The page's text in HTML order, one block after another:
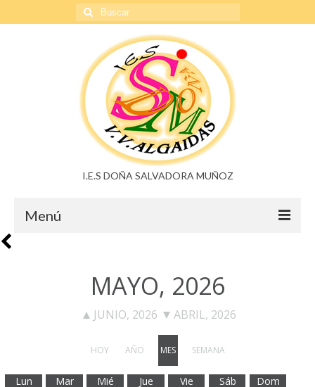
Buscar
por:
I.E.S DOÑA SALVADORA MUÑOZ
Menú
Buzón de sugerencias
Lengua Castellana y Literatura
MAYO, 2026
JUNIO, 2026 ABRIL, 2026
HOY AÑO MES SEMANA
Lun Mar Mié Jue Vie Sáb Dom